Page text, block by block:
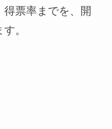
票率までを、開
。